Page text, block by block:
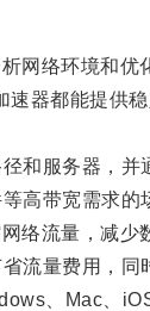
络环境和优
都能提供稳
服务器，并
带宽需求的
流量，减少
量费用，同
、Mac、